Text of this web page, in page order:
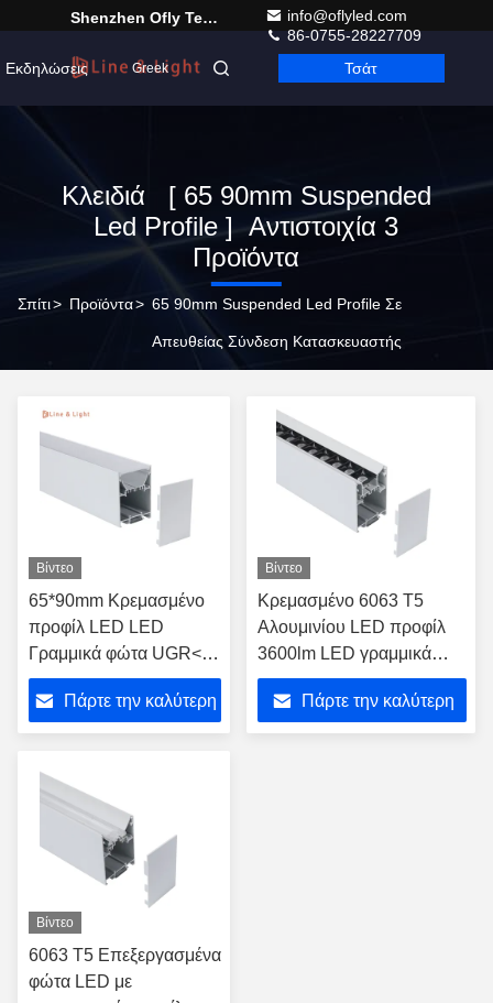
Shenzhen Ofly Technology Co.,Limited
info@oflyled.com
86-0755-28227709
Εκδηλώσεις
Greek Τσάτ
Κλειδιά [ 65 90mm Suspended
Led Profile ] Αντιστοιχία 3
Προϊόντα
Σπίτι> Προϊόντα> 65 90mm Suspended Led Profile Σε
Απευθείας Σύνδεση Κατασκευαστής
Βίντεο
65*90mm Κρεμασμένο
προφίλ LED LED
Γραμμικά φώτα UGR<19
παρέχοντας επάνω και
κάτω φωτισμό
Πάρτε την καλύτερη
Βίντεο
Κρεμασμένο 6063 T5
Αλουμινίου LED προφίλ
3600lm LED γραμμικά
φώτα
Πάρτε την καλύτερη
Βίντεο
6063 T5 Επεξεργασμένα
φώτα LED με